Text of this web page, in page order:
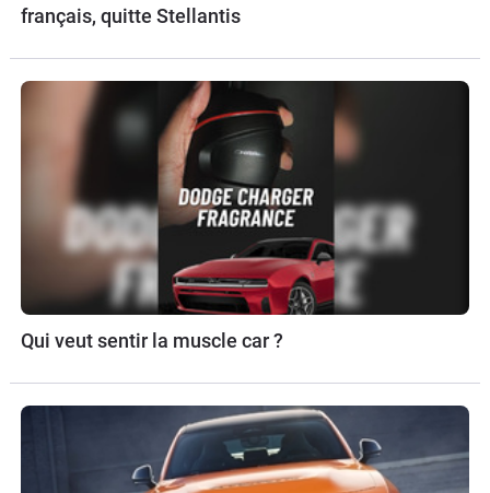
français, quitte Stellantis
Qui veut sentir la muscle car ?